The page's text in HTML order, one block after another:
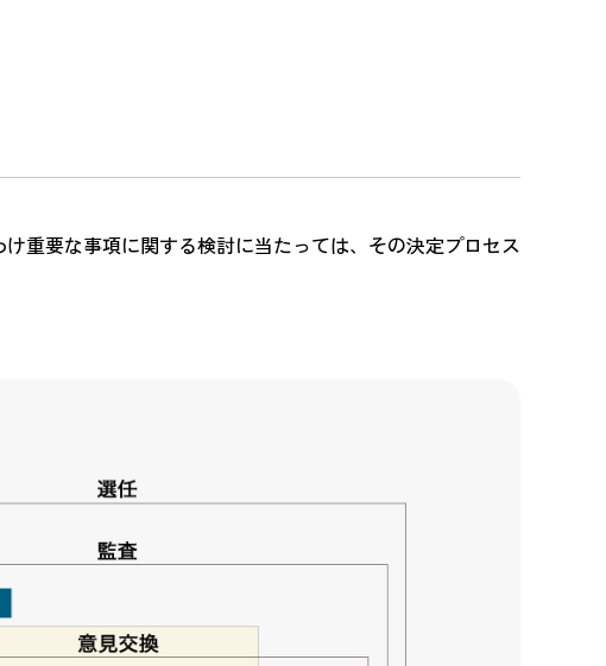
重要な事項に関する検討に当たっては、その決定プロセス